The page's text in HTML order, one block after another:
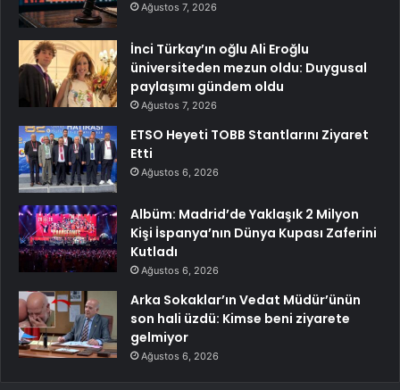
Ağustos 7, 2026
İnci Türkay’ın oğlu Ali Eroğlu
üniversiteden mezun oldu: Duygusal
paylaşımı gündem oldu
Ağustos 7, 2026
ETSO Heyeti TOBB Stantlarını Ziyaret
Etti
Ağustos 6, 2026
Albüm: Madrid’de Yaklaşık 2 Milyon
Kişi İspanya’nın Dünya Kupası Zaferini
Kutladı
Ağustos 6, 2026
Arka Sokaklar’ın Vedat Müdür’ünün
son hali üzdü: Kimse beni ziyarete
gelmiyor
Ağustos 6, 2026